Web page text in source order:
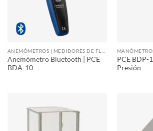
Anemómetro Bluetooth | PCE
BDA-10
PCE BDP-
Presión